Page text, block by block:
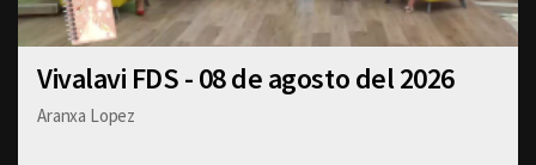
Vivalavi FDS - 08 de agosto del 2026
Aranxa Lopez